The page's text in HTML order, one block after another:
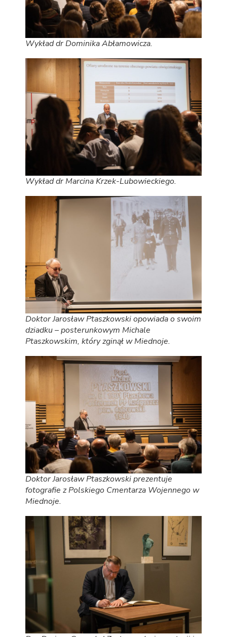
Wykład dr Dominika Abłamowicza.
Wykład dr Marcina Krzek-Lubowieckiego.
Doktor Jarosław Ptaszkowski opowiada o swoim
dziadku – posterunkowym Michale
Ptaszkowskim, który zginął w Miednoje.
Doktor Jarosław Ptaszkowski prezentuje
fotografie z Polskiego Cmentarza Wojennego w
Miednoje.